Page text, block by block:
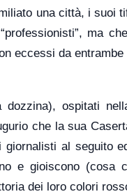
una città, i suoi
ma
eccessi da
ospitati
che la sua
al seguito
e gioiscono (cosa
dei loro colori